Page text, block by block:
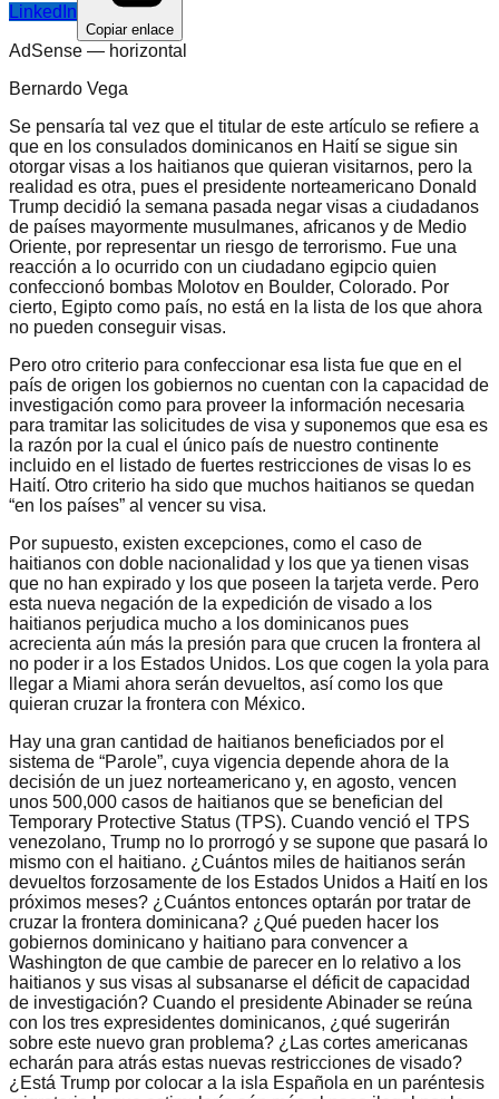
LinkedIn
Copiar enlace
AdSense — horizontal
Bernardo Vega
Se pensaría tal vez que el titular de este artículo se refiere a
que en los consulados dominicanos en Haití se sigue sin
otorgar visas a los haitianos que quieran visitarnos, pero la
realidad es otra, pues el presidente norteamericano Donald
Trump decidió la semana pasada negar visas a ciudadanos
de países mayormente musulmanes, africanos y de Medio
Oriente, por representar un riesgo de terrorismo. Fue una
reacción a lo ocurrido con un ciudadano egipcio quien
confeccionó bombas Molotov en Boulder, Colorado. Por
cierto, Egipto como país, no está en la lista de los que ahora
no pueden conseguir visas.
Pero otro criterio para confeccionar esa lista fue que en el
país de origen los gobiernos no cuentan con la capacidad de
investigación como para proveer la información necesaria
para tramitar las solicitudes de visa y suponemos que esa es
la razón por la cual el único país de nuestro continente
incluido en el listado de fuertes restricciones de visas lo es
Haití. Otro criterio ha sido que muchos haitianos se quedan
“en los países” al vencer su visa.
Por supuesto, existen excepciones, como el caso de
haitianos con doble nacionalidad y los que ya tienen visas
que no han expirado y los que poseen la tarjeta verde. Pero
esta nueva negación de la expedición de visado a los
haitianos perjudica mucho a los dominicanos pues
acrecienta aún más la presión para que crucen la frontera al
no poder ir a los Estados Unidos. Los que cogen la yola para
llegar a Miami ahora serán devueltos, así como los que
quieran cruzar la frontera con México.
Hay una gran cantidad de haitianos beneficiados por el
sistema de “Parole”, cuya vigencia depende ahora de la
decisión de un juez norteamericano y, en agosto, vencen
unos 500,000 casos de haitianos que se benefician del
Temporary Protective Status (TPS). Cuando venció el TPS
venezolano, Trump no lo prorrogó y se supone que pasará lo
mismo con el haitiano. ¿Cuántos miles de haitianos serán
devueltos forzosamente de los Estados Unidos a Haití en los
próximos meses? ¿Cuántos entonces optarán por tratar de
cruzar la frontera dominicana? ¿Qué pueden hacer los
gobiernos dominicano y haitiano para convencer a
Washington de que cambie de parecer en lo relativo a los
haitianos y sus visas al subsanarse el déficit de capacidad
de investigación? Cuando el presidente Abinader se reúna
con los tres expresidentes dominicanos, ¿qué sugerirán
sobre este nuevo gran problema? ¿Las cortes americanas
echarán para atrás estas nuevas restricciones de visado?
¿Está Trump por colocar a la isla Española en un paréntesis